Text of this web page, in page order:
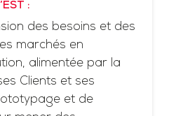
:
des besoins et des
marchés en
alimentée par la
Clients et ses
et de